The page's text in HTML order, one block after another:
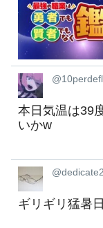
本日気温は39
いかw
ギリギリ猛暑